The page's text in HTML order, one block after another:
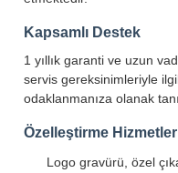
Kapsamlı Destek
1 yıllık garanti ve uzun
servis gereksinimleriyle
odaklanmanıza olanak
Özelleştirme
Logo gravürü, özel